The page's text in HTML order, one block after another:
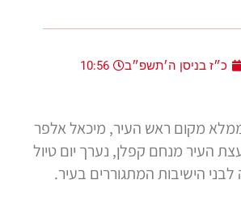
כ״ז בניסן ה׳תשפ״ב 10:56
מקום ראש העיר, מיכאל אלפר
העיר מנחם קפלן, נערך יום טיול
לבני הישיבות המתגוררים בעיר.